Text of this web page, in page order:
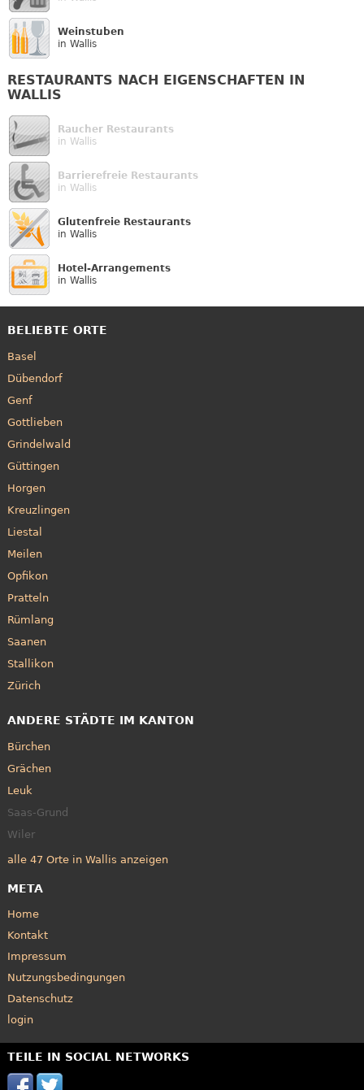
Weinstuben
in Wallis
RESTAURANTS NACH EIGENSCHAFTEN IN
WALLIS
Raucher Restaurants
in Wallis
Barrierefreie Restaurants
in Wallis
Glutenfreie Restaurants
in Wallis
Hotel-Arrangements
in Wallis
BELIEBTE ORTE
Basel
Dübendorf
Genf
Gottlieben
Grindelwald
Güttingen
Horgen
Kreuzlingen
Liestal
Meilen
Opfikon
Pratteln
Rümlang
Saanen
Stallikon
Zürich
ANDERE STÄDTE IM KANTON
Bürchen
Grächen
Leuk
Saas-Grund
Wiler
alle 47 Orte in Wallis anzeigen
META
Home
Kontakt
Impressum
Nutzungsbedingungen
Datenschutz
login
TEILE IN SOCIAL NETWORKS